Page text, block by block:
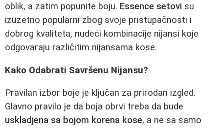
oblik, a zatim popunite boju. Essence setovi su
izuzetno popularni zbog svoje pristupačnosti i
dobrog kvaliteta, nudeći kombinacije nijansi koje
odgovaraju različitim nijansama kose.
Kako Odabrati Savršenu Nijansu?
Pravilan izbor boje je ključan za prirodan izgled.
Glavno pravilo je da boja obrvi treba da bude
uskladjena sa bojom korena kose, a ne sa samo